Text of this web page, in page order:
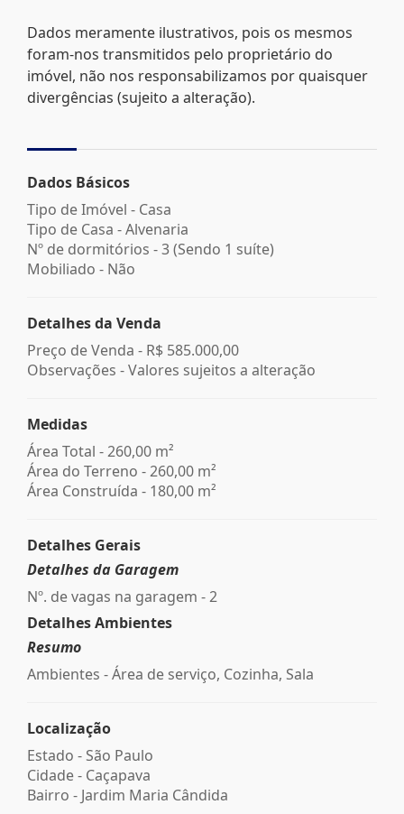
Dados meramente ilustrativos, pois os mesmos
foram-nos transmitidos pelo proprietário do
imóvel, não nos responsabilizamos por quaisquer
divergências (sujeito a alteração).
Dados Básicos
Tipo de Imóvel - Casa
Tipo de Casa - Alvenaria
Nº de dormitórios - 3 (Sendo 1 suíte)
Mobiliado - Não
Detalhes da Venda
Preço de Venda - R$ 585.000,00
Observações - Valores sujeitos a alteração
Medidas
Área Total - 260,00 m²
Área do Terreno - 260,00 m²
Área Construída - 180,00 m²
Detalhes Gerais
Detalhes da Garagem
Nº. de vagas na garagem - 2
Detalhes Ambientes
Resumo
Ambientes - Área de serviço, Cozinha, Sala
Localização
Estado - São Paulo
Cidade - Caçapava
Bairro - Jardim Maria Cândida